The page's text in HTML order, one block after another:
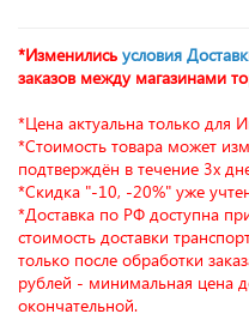
*Изменились условия
заказов между магазинами
*Цена актуальна только для
*Стоимость товара может
подтверждён в течение 3х
*Скидка "-10, -20%" уже
*Доставка по РФ доступна
стоимость доставки
только после обработки
рублей - минимальная цена
окончательной.